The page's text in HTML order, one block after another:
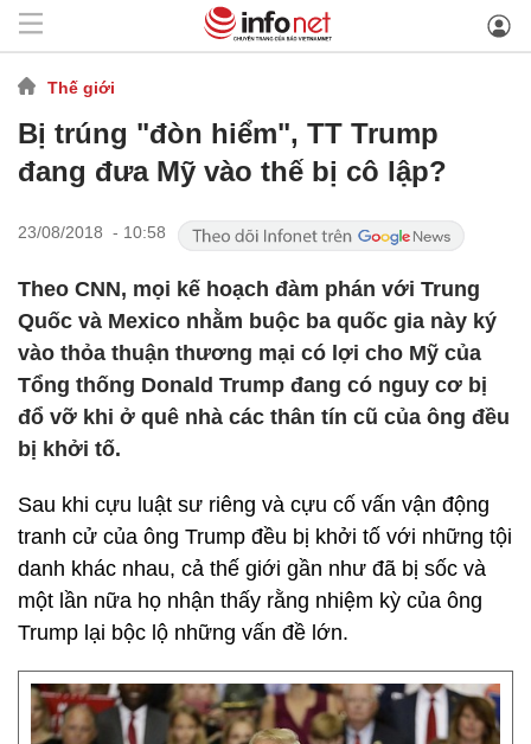
Thế giới
Bị trúng "đòn hiểm", TT Trump
đang đưa Mỹ vào thế bị cô lập?
23/08/2018 - 10:58
Theo CNN, mọi kế hoạch đàm phán với Trung
Quốc và Mexico nhằm buộc ba quốc gia này ký
vào thỏa thuận thương mại có lợi cho Mỹ của
Tổng thống Donald Trump đang có nguy cơ bị
đổ vỡ khi ở quê nhà các thân tín cũ của ông đều
bị khởi tố.
Sau khi cựu luật sư riêng và cựu cố vấn vận động
tranh cử của ông Trump đều bị khởi tố với những tội
danh khác nhau, cả thế giới gần như đã bị sốc và
một lần nữa họ nhận thấy rằng nhiệm kỳ của ông
Trump lại bộc lộ những vấn đề lớn.